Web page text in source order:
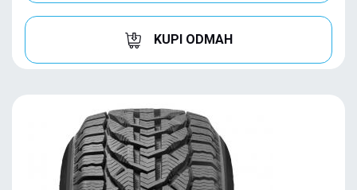
KUPI ODMAH